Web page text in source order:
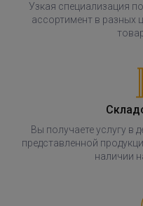
Узкая специализация
ассортимент в разных
Вы получаете услугу в
представленной
наличии